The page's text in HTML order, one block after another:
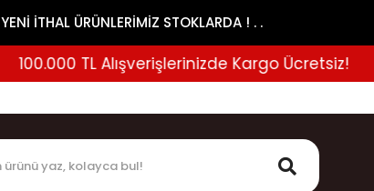
YENİ İTHAL ÜRÜNLERİMİZ STOKLARDA ! . .
100.000 TL Alışverişlerinizde Kargo Ücretsiz!